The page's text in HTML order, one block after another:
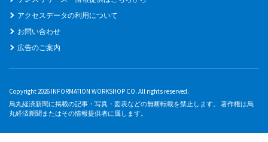
アクセスデータの利用について
お問い合わせ
広告のご案内
Copyright 2026 INFORMATION WORKSHOP CO. All rights reserved.
烏丸経済新聞に掲載の記事・写真・図表などの無断転載を禁止します。 著作権は烏
丸経済新聞またはその情報提供者に属します。